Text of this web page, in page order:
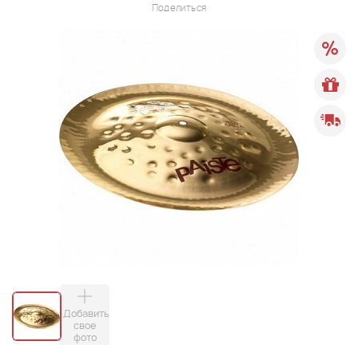
Поделиться
Добавить
свое
фото